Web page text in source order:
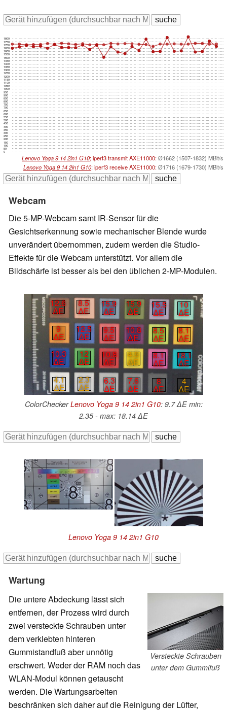
0
50
100
150
200
250
300
350
400
450
500
550
600
650
700
750
800
850
900
950
1000
1050
1100
1150
1200
1250
1300
1350
1400
1450
1500
1550
1600
1650
1700
1750
1800
Lenovo Yoga 9 14 2in1 G10; iperf3 transmit AXE11000:Ø1662 (1507-1832) MBit/s
Lenovo Yoga 9 14 2in1 G10; iperf3 receive AXE11000:Ø1716 (1679-1730) MBit/s
Webcam
Die 5-MP-Webcam samt IR-Sensor für die
Gesichtserkennung sowie mechanischer Blende wurde
unverändert übernommen, zudem werden die Studio-
Effekte für die Webcam unterstützt. Vor allem die
Bildschärfe ist besser als bei den üblichen 2-MP-Modulen.
12.6
∆E
8.5
∆E
15.9
∆E
15.9
∆E
15.5
∆E
10
∆E
9
∆E
12.5
∆E
9.5
∆E
10.8
∆E
8.5
∆E
8.1
∆E
10.3
∆E
12
∆E
10.8
∆E
4.5
∆E
8.1
∆E
18.1
∆E
4.1
∆E
2.3
∆E
6.3
∆E
7.6
∆E
8
∆E
4
∆E
ColorCheckerLenovo Yoga 9 14 2in1 G10: 9.7 ∆E min:
2.35 - max: 18.14 ∆E
Lenovo Yoga 9 14 2in1 G10
Wartung
Versteckte Schrauben
unter dem Gummifuß
Die untere Abdeckung lässt sich
entfernen, der Prozess wird durch
zwei versteckte Schrauben unter
dem verklebten hinteren
Gummistandfuß aber unnötig
erschwert. Weder der RAM noch das
WLAN-Modul können getauscht
werden. Die Wartungsarbeiten
beschränken sich daher auf die Reinigung der Lüfter,